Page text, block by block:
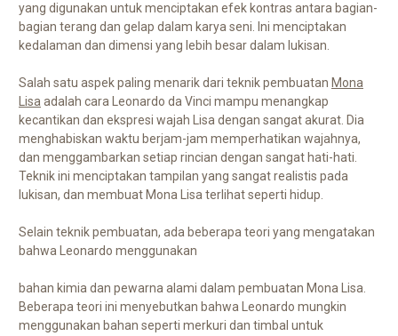
yang digunakan untuk menciptakan efek kontras antara bagian-
bagian terang dan gelap dalam karya seni. Ini menciptakan
kedalaman dan dimensi yang lebih besar dalam lukisan.
Salah satu aspek paling menarik dari teknik pembuatan Mona
Lisa adalah cara Leonardo da Vinci mampu menangkap
kecantikan dan ekspresi wajah Lisa dengan sangat akurat. Dia
menghabiskan waktu berjam-jam memperhatikan wajahnya,
dan menggambarkan setiap rincian dengan sangat hati-hati.
Teknik ini menciptakan tampilan yang sangat realistis pada
lukisan, dan membuat Mona Lisa terlihat seperti hidup.
Selain teknik pembuatan, ada beberapa teori yang mengatakan
bahwa Leonardo menggunakan
bahan kimia dan pewarna alami dalam pembuatan Mona Lisa.
Beberapa teori ini menyebutkan bahwa Leonardo mungkin
menggunakan bahan seperti merkuri dan timbal untuk